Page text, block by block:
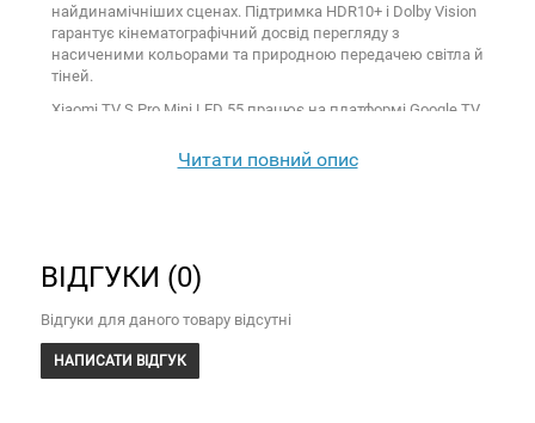
найдинамічніших сценах. Підтримка HDR10+ і Dolby Vision
гарантує кінематографічний досвід перегляду з
насиченими кольорами та природною передачею світла й
тіней.
Xiaomi TV S Pro Mini LED 55 працює на платформі Google TV,
YouTube, Netflix та тисяч інших додатків. Вбудований
Google Assistant дозволяє керувати телевізором голосом,
Телевізор стане чудовим вибором для геймерів завдяки
підтримці частоти оновлення до 144 Гц в ігровому режимі
підтримкою VRR, ALLM та AMD FreeSync Premium
забезпечують плавний ігровий процес без затримок і
Читати повний опис
ВІДГУКИ (0)
Відгуки для даного товару відсутні
НАПИСАТИ ВІДГУК